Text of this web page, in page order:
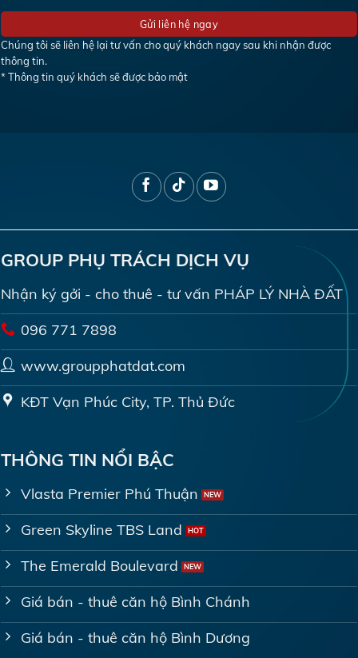
Chúng tôi sẽ liên hệ lại tư vấn cho quý khách ngay sau khi nhận được
thông tin.
* Thông tin quý khách sẽ được bảo mật
GROUP PHỤ TRÁCH DỊCH VỤ
Nhận ký gởi - cho thuê - tư vấn PHÁP LÝ NHÀ ĐẤT
096 771 7898
www.groupphatdat.com
KĐT Vạn Phúc City, TP. Thủ Đức
THÔNG TIN NỔI BẬC
Vlasta Premier Phú Thuận
Green Skyline TBS Land
The Emerald Boulevard
Giá bán - thuê căn hộ Bình Chánh
Giá bán - thuê căn hộ Bình Dương